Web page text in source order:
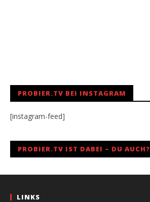
PROBIER.TV BEI INSTAGRAM
[instagram-feed]
PROBIER.TV IST DABEI – DU AUCH?
LINKS